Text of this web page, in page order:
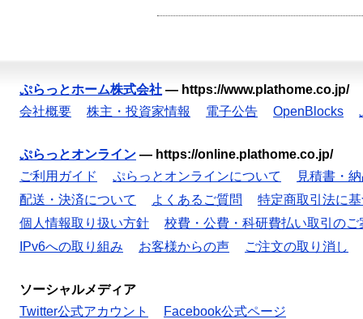
ぷらっとホーム株式会社 — https://www.plathome.co.jp/
会社概要
株主・投資家情報 電子公告 OpenBlocks
ぷらっとオンライン — https://online.plathome.co.jp/
ご利用ガイド
ぷらっとオンラインについて
見積書・
配送・決済について
よくあるご質問
特定商取引法に
個人情報取り扱い方針
校費・公費・科研費払い取引のご
IPv6への取り組み
お客様からの声 ご注文の取り消し
ソーシャルメディア
Twitter公式アカウント
Facebook公式ページ